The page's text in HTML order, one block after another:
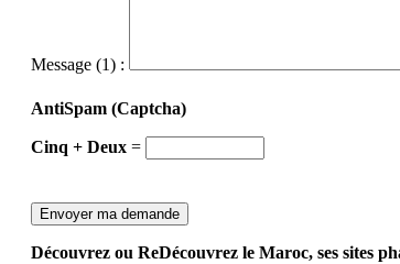
Message (1) :
AntiSpam (Captcha)
Cinq + Deux =
Découvrez ou ReDécouvrez le Maroc, ses sites